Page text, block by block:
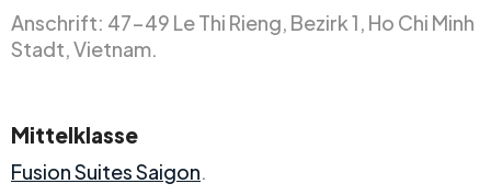
Anschrift: 47-49 Le Thi Rieng, Bezirk 1, Ho Chi Minh
Stadt, Vietnam.
Mittelklasse
Fusion Suites Saigon.